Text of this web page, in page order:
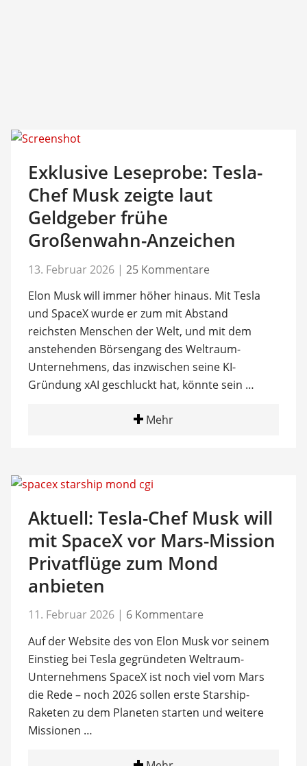
Exklusive Leseprobe: Tesla-
Chef Musk zeigte laut
Geldgeber frühe
Großenwahn-Anzeichen
13. Februar 2026 | 25 Kommentare
Elon Musk will immer höher hinaus. Mit Tesla
und SpaceX wurde er zum mit Abstand
reichsten Menschen der Welt, und mit dem
anstehenden Börsengang des Weltraum-
Unternehmens, das inzwischen seine KI-
Gründung xAI geschluckt hat, könnte sein …
Mehr
Aktuell: Tesla-Chef Musk will
mit SpaceX vor Mars-Mission
Privatflüge zum Mond
anbieten
11. Februar 2026 | 6 Kommentare
Auf der Website des von Elon Musk vor seinem
Einstieg bei Tesla gegründeten Weltraum-
Unternehmens SpaceX ist noch viel vom Mars
die Rede – noch 2026 sollen erste Starship-
Raketen zu dem Planeten starten und weitere
Missionen …